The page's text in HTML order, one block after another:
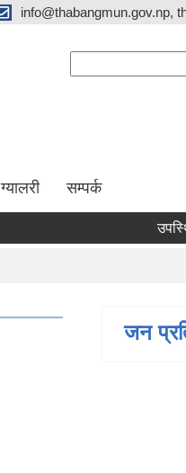
info@thabangmun.gov.np,
ग्यालरी सम्पर्क
उपस्थिति
जन